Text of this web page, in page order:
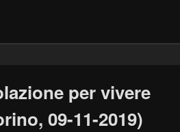
per vivere
09-11-2019)